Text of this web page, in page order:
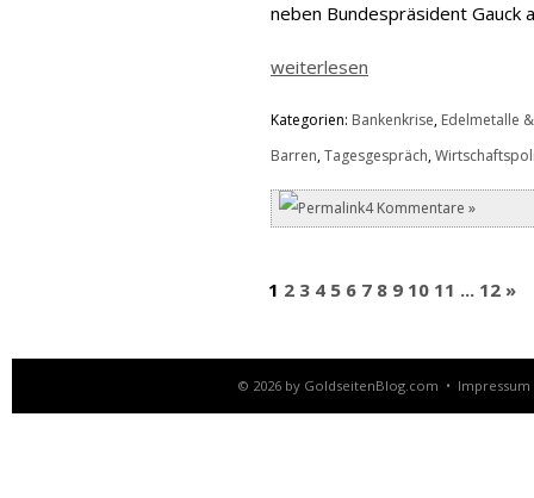
neben Bundespräsident Gauck
weiterlesen
Kategorien: Bankenkrise, Edelmetalle
Barren,Tagesgespräch,
4 Kommentare »
1 2 3 4 5 6 7 8 9 10 11 ... 12 »
© 2026 by GoldseitenBlog.com • Impressum